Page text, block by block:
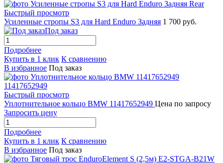
Быстрый просмотр
Усиленные стропы S3 для Hard Enduro Задняя 1 700 руб.
Под заказ
Подробнее
Купить в 1 клик К сравнению
В избранное Под заказ
Быстрый просмотр
Уплотнительное кольцо BMW 11417652949 Цена по запросу
Запросить цену
Подробнее
Купить в 1 клик К сравнению
В избранное Под заказ